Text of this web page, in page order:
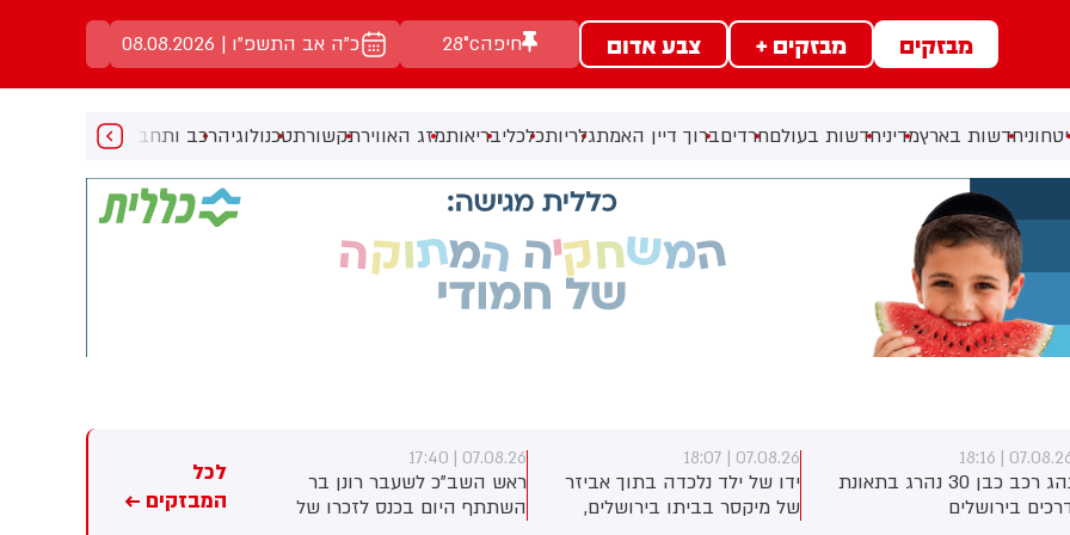
מבזקים מבזקים + צבע אדום חיפה28°c כ"ה אב התשפ"ו | 08.08.2026
חדשות בארץמדיניחדשות בעולםחרדיםברוך דיין האמתגלריותכלכליבריאותמזג האווירתקשורתטכנולוגיהרכב ותחבורהמעניין
07.08.26 |
נהג רכב כבן 30 נהרג בתאונת
בירושלים
07.08.26 | 18:07
ידו של ילד נלכדה בתוך אביזר
של מיקסר בביתו בירושלים,
07.08.26 | 17:40
ראש השב"כ לשעבר רונן בר
השתתף היום בכנס לזכרו של
חברת הנפט הלאומית של אבו
דאבי טוענת: מאז תחילת
לכל
המבזקים ←